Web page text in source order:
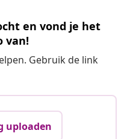
en vond je het
van!
Gebruik de link
uploaden